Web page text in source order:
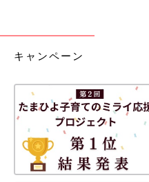
キャンペーン